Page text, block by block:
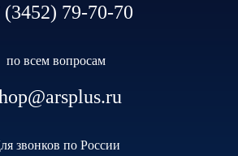
(3452) 79-70-70
по всем вопросам
звонков по России